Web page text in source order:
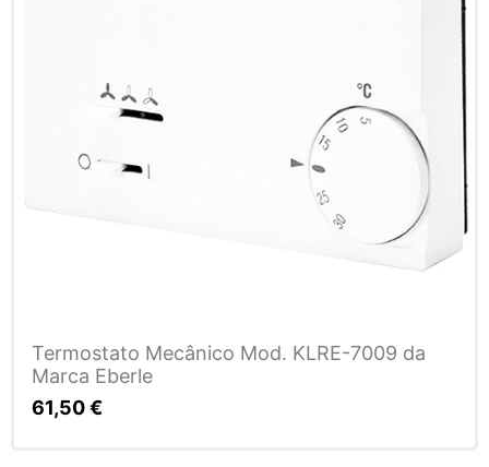
Termostato Mecânico Mod. KLRE-7009 da
Marca Eberle
61,50€